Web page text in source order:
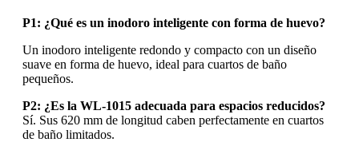
P1: ¿Qué es un inodoro inteligente con forma de huevo?
Un inodoro inteligente redondo y compacto con un diseño
suave en forma de huevo, ideal para cuartos de baño
pequeños.
P2: ¿Es la WL-1015 adecuada para espacios reducidos?
Sí. Sus 620 mm de longitud caben perfectamente en cuartos
de baño limitados.